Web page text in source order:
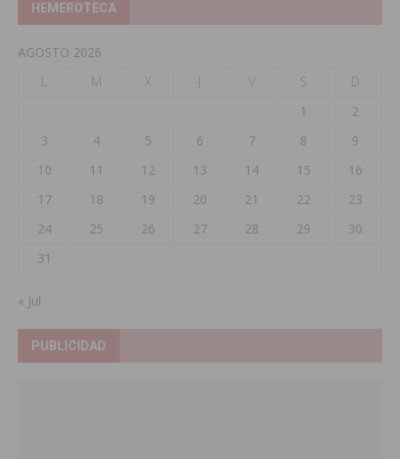
HEMEROTECA
AGOSTO 2026
L
M X J V S
D
1
2
3
4 5 6 7 8
9
10
11 12 13 14 15
16
17
18 19 20 21 22
23
24
25 26 27 28 29
30
31
« Jul
PUBLICIDAD